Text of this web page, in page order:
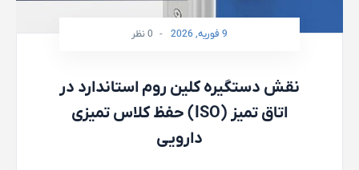
9 فوریه, 2026 - 0 نظر
نقش دستگیره کلین روم استاندارد در
حفظ کلاس تمیزی (ISO) اتاق تمیز
دارویی